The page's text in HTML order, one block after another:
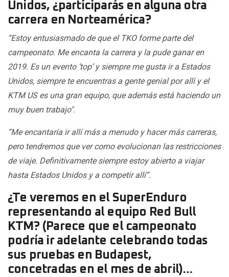
Unidos, ¿participarás en alguna otra
carrera en Norteamérica?
“Estoy entusiasmado de que el TKO forme parte del
campeonato. Me encanta la carrera y la pude ganar en
2019. Es un evento ‘top’ y siempre me gusta ir a Estados
Unidos, siempre te encuentras a gente genial por allí y el
KTM US es una gran equipo, que además está haciendo un
muy buen trabajo".
“Me encantaría ir allí más a menudo y hacer más carreras,
pero tendremos que ver como evolucionan las restricciones
de viaje. Definitivamente siempre estoy abierto a viajar
hasta Estados Unidos y a competir allí”.
¿Te veremos en el SuperEnduro
representando al equipo Red Bull
KTM? (Parece que el campeonato
podría ir adelante celebrando todas
sus pruebas en Budapest,
concetradas en el mes de abril)…